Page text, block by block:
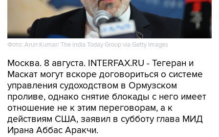
Фото: Arun Kumar/ The India Today Group via Getty Images
Москва. 8 августа. INTERFAX.RU - Тегеран и
Маскат могут вскоре договориться о системе
управления судоходством в Ормузском
проливе, однако снятие блокады с него имеет
отношение не к этим переговорам, а к
действиям США, заявил в субботу глава МИД
Ирана Аббас Аракчи.